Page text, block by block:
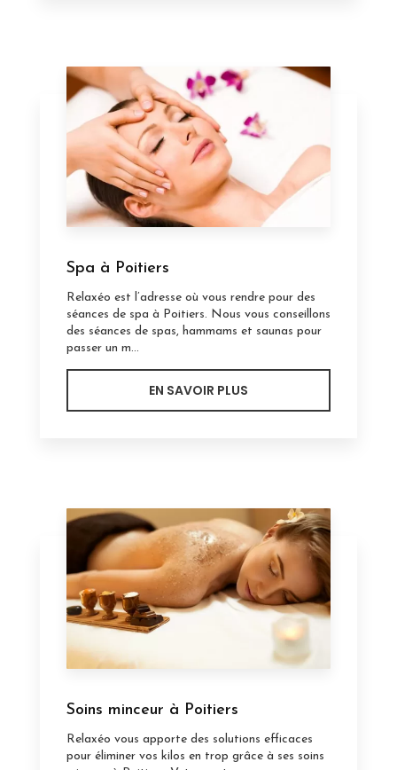
Spa à Poitiers
Relaxéo est l’adresse où vous rendre pour des
séances de spa à Poitiers. Nous vous conseillons
des séances de spas, hammams et saunas pour
passer un m...
EN SAVOIR PLUS
Soins minceur à Poitiers
Relaxéo vous apporte des solutions efficaces
pour éliminer vos kilos en trop grâce à ses soins